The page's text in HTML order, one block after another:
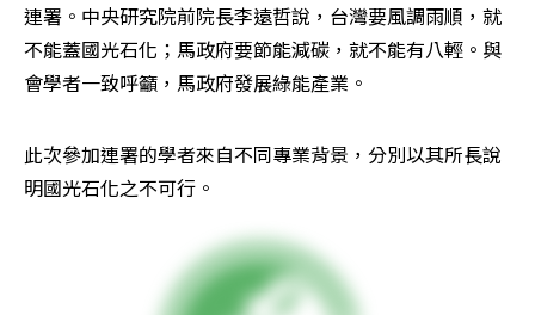
連署。中央研究院前院長李遠哲說，台灣要風調雨順，就
不能蓋國光石化；馬政府要節能減碳，就不能有八輕。與
會學者一致呼籲，馬政府發展綠能產業。
此次參加連署的學者來自不同專業背景，分別以其所長說
明國光石化之不可行。